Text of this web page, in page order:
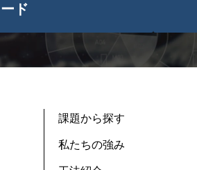
ド
課題から探す
私たちの強み